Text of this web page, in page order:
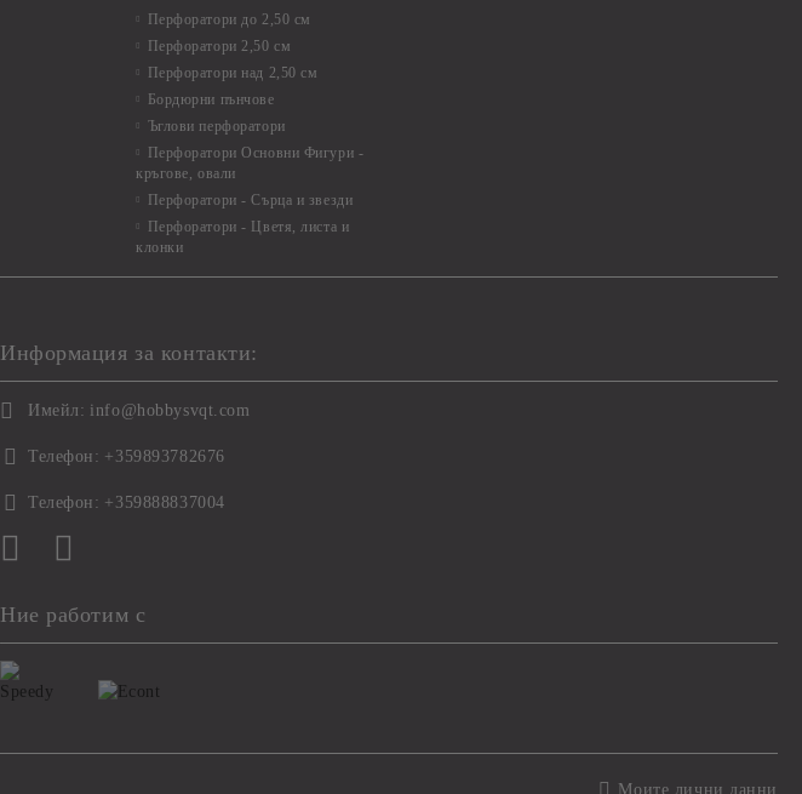
Перфоратори до 2,50 см
Перфоратори 2,50 см
Перфоратори над 2,50 см
Бордюрни пънчове
Ъглови перфоратори
Перфоратори Основни Фигури -
кръгове, овали
Перфоратори - Сърца и звезди
Перфоратори - Цветя, листа и
клонки
Информация за контакти:
Имейл: info@hobbysvqt.com
Телефон: +359893782676
Телефон: +359888837004
Ние работим с
Моите лични данни